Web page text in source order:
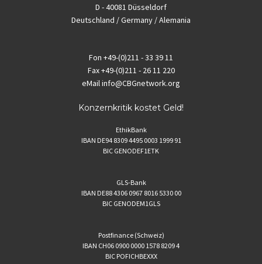
D - 40081 Düsseldorf
Deutschland / Germany / Alemania
Fon +49-(0)211 - 33 39 11
Fax+49-(0)211 - 26 11 220
eMailinfo@CBGnetwork.org
Konzernkritik kostet Geld!
EthikBank
IBAN DE94 8309 4495 0003 1999 91
BIC GENODEF1ETK
GLS-Bank
IBAN DE88 4306 0967 8016 5330 00
BIC GENODEM1GLS
Postfinance (Schweiz)
IBAN CH06 0900 0000 1578 8209 4
BIC POFICHBEXXX